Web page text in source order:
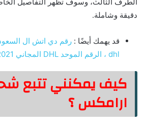
دقيقة وشاملة.
قد يهمك أيضًا : رقم دي اتش ال
dhl ، الرقم الموحد DHL المجاني 2021
كيف يمكنني تتبع
ارامكس ؟